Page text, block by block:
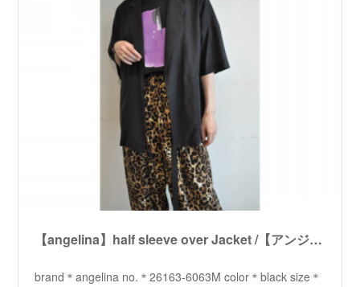
【angelina】half sleeve over Jacket /【アンジェリーナ】ハーフスリーブオーバージャケット
brand＊angelina no.＊26163-6063M color＊black size＊